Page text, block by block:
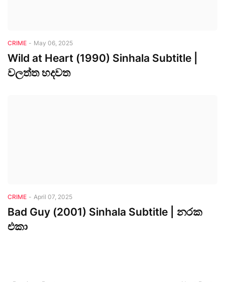
CRIME - May 06, 2025
Wild at Heart (1990) Sinhala Subtitle |
වලත්ත හදවත
CRIME - April 07, 2025
Bad Guy (2001) Sinhala Subtitle | නරක
එකා